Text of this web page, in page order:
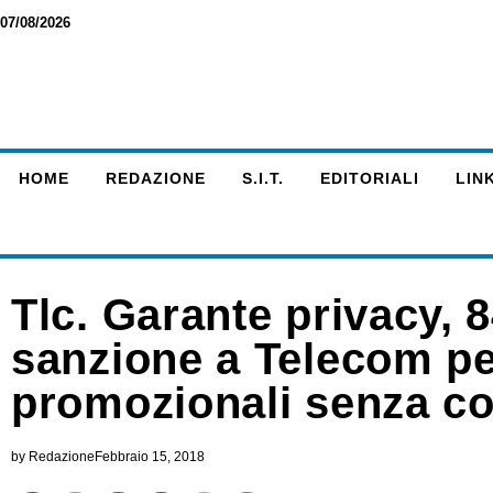
07/08/2026
HOME REDAZIONE S.I.T. EDITORIALI
Tlc. Garante privacy,
sanzione a Telecom
promozionali senza
by Redazione Febbraio 15, 2018